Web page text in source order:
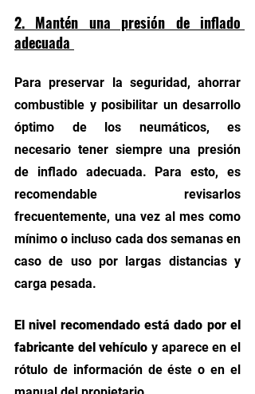
2. Mantén una presión de inflado
adecuada
Para preservar la seguridad, ahorrar
combustible y posibilitar un desarrollo
óptimo de los neumáticos, es
necesario tener siempre una presión
de inflado adecuada. Para esto, es
recomendable revisarlos
frecuentemente, una vez al mes como
mínimo o incluso cada dos semanas en
caso de uso por largas distancias y
carga pesada.
El nivel recomendado está dado por el
fabricante del vehículo y aparece en el
rótulo de información de éste o en el